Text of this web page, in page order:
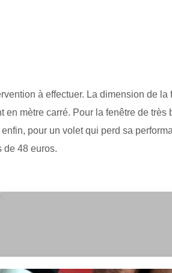
à effectuer. La dimension de la
mètre carré. Pour la fenêtre de très
pour un volet qui perd sa
de 48 euros.